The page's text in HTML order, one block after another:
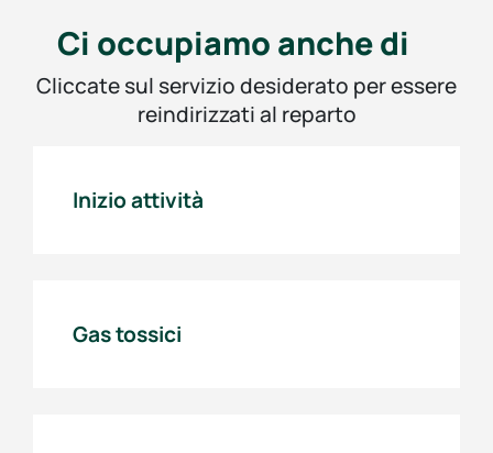
Ci occupiamo anche di
Cliccate sul servizio desiderato per essere
reindirizzati al reparto
Inizio attività
Gas tossici